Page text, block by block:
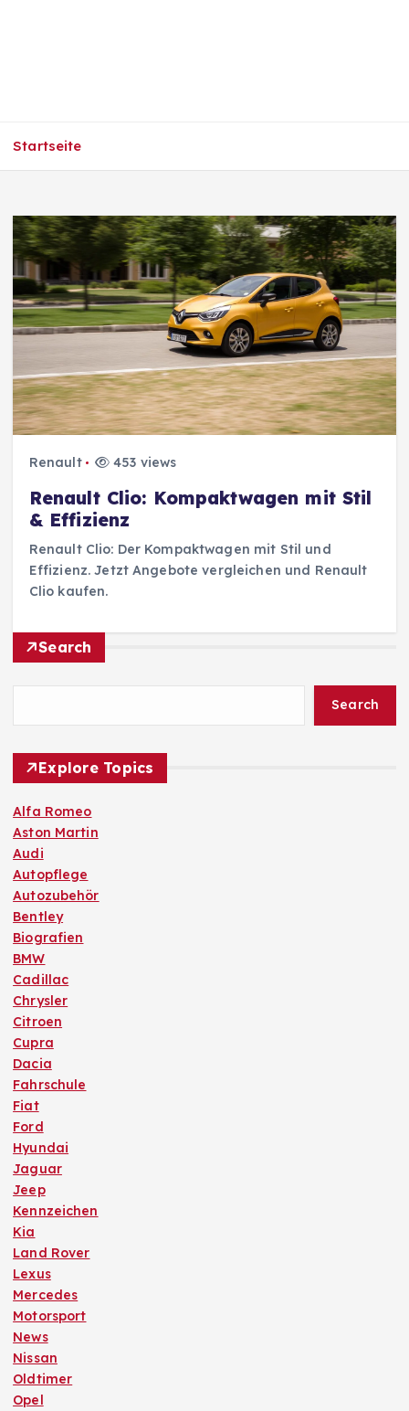
Startseite
Renault 453 views
Renault Clio: Kompaktwagen mit Stil
& Effizienz
Renault Clio: Der Kompaktwagen mit Stil und
Effizienz. Jetzt Angebote vergleichen und Renault
Clio kaufen.
Search
Search
Explore Topics
Alfa Romeo
Aston Martin
Audi
Autopflege
Autozubehör
Bentley
Biografien
BMW
Cadillac
Chrysler
Citroen
Cupra
Dacia
Fahrschule
Fiat
Ford
Hyundai
Jaguar
Jeep
Kennzeichen
Kia
Land Rover
Lexus
Mercedes
Motorsport
News
Nissan
Oldtimer
Opel